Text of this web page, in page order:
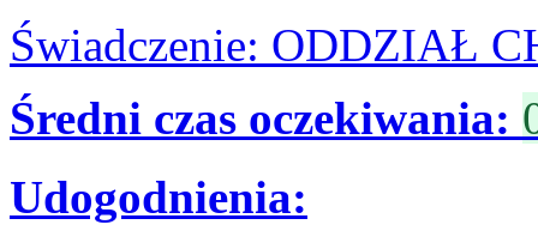
Świadczenie: ODDZIAŁ
Średni czas oczekiwania:
Udogodnienia: